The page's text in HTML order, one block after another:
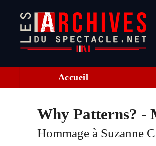
Accueil
Why Patterns? -
Hommage à Suzanne